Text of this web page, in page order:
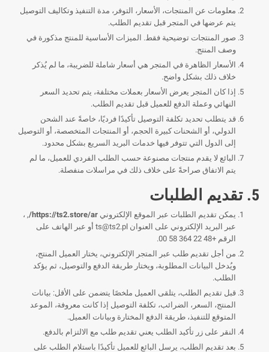
معلومات عن المنتجات، الأسعار، التوفر، مدة التنفيذ وتكاليف التوصيل
يتم عرضها في المتجر قبل تقديم الطلب.
صور المنتجات توضيحية فقط. الميزات الأساسية للمنتج مذكورة في
وصف المنتج.
الأسعار الظاهرة في المتجر هي أسعار شاملة للضريبة، ما لم يُذكر
خلاف ذلك بشكل واضح.
إذا كان المتجر يعرض الأسعار بعملات مختلفة، يتم تحديد السعر
النهائي وعملة الدفع للعميل قبل تقديم الطلب.
قد يتطلب تحديد تكلفة التوصيل تأكيدًا فرديًا، خاصةً عند الشحن
الدولي، أو الشحنات كبيرة الحجم، أو المنتجات المتخصصة، أو التوصيل
إلى الدول التي تتوفر فيها خدمات البريد السريع بشكل محدود.
البائع لا يقدم منتجات مصنوعة حسب الطلب الفردي للعميل، ما لم
يتم الاتفاق صراحةً على خلاف ذلك في مراسلات منفصلة.
5. تقديم الطلبات
يمكن تقديم الطلبات عبر الموقع الإلكتروني https://ts2.store/ar/ , ،
عبر البريد الإلكتروني على العنوان ts@ts2.pl أو عبر الهاتف على
الرقم +48 22 364 58 00.
من أجل تقديم طلب عبر المتجر الإلكتروني، يختار العميل المنتج،
ويُدخل البيانات المطلوبة، ويختار طريقة الدفع والتوصيل، ثم يؤكد
الطلب.
قبل تقديم الطلب، يتلقى العميل ملخصًا يتضمن على الأقل: بيانات
المنتج، السعر، الضرائب، تكلفة التوصيل إذا كانت معروفة، الموعد
المتوقع للتنفيذ، طريقة الدفع المختارة وبيانات العميل.
النقر على زر تأكيد الطلب يعني تقديم طلب مع الالتزام بالدفع.
بعد تقديم الطلب، يرسل البائع للعميل تأكيدًا باستلام الطلب على